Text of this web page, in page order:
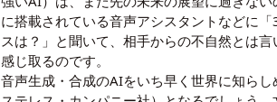
に搭載されている音声アシスタントなどに
スは？」と聞いて、相手からの不自然とは
感じ取るのです。
音声生成・合成のAIをいち早く世界に知ら